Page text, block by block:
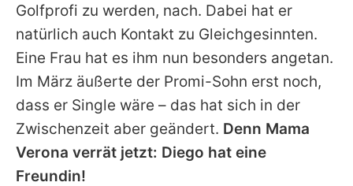
Utiq verwalten
Golfprofi zu werden, nach. Dabei hat er
natürlich auch Kontakt zu Gleichgesinnten.
Eine Frau hat es ihm nun besonders angetan.
Im März äußerte der Promi-Sohn erst noch,
dass er Single wäre – das hat sich in der
Zwischenzeit aber geändert. Denn Mama
Verona verrät jetzt: Diego hat eine
Freundin!